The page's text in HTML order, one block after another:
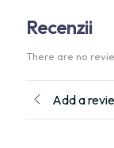
Recenzii
There are no
Add a